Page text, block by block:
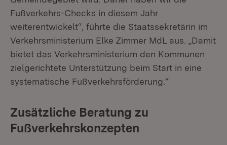
Fußverkehrs-Checks in diesem Jahr
weiterentwickelt“, führte die Staatssekretärin im
Verkehrsministerium Elke Zimmer MdL aus. „Damit
bietet das Verkehrsministerium den Kommunen
zielgerichtete Unterstützung beim Start in eine
systematische Fußverkehrsförderung.“
Zusätzliche Beratung zu
Fußverkehrskonzepten